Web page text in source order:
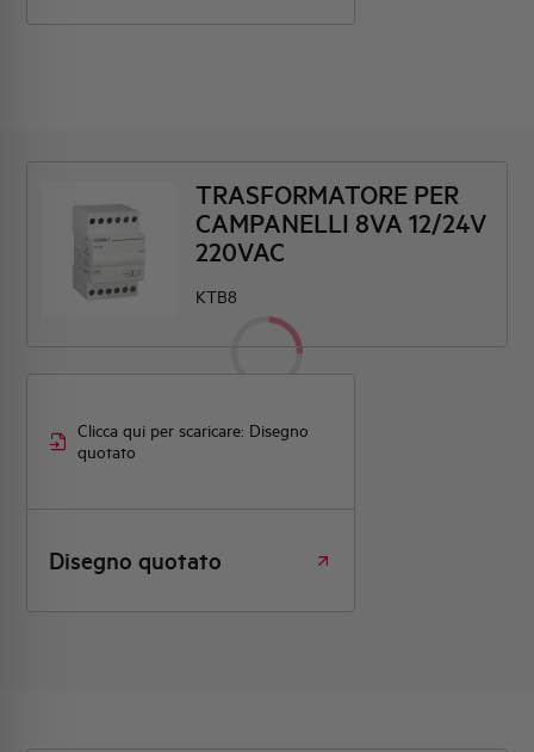
TRASFORMATORE PER
CAMPANELLI 8VA 12/24V
220VAC
KTB8
Clicca qui per scaricare: Disegno
quotato
Disegno quotato